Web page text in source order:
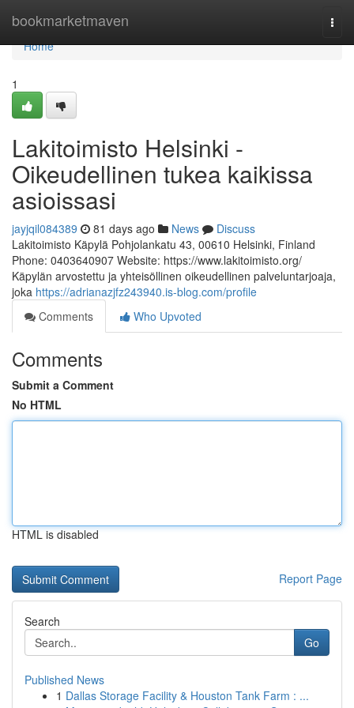
bookmarketmaven
Home
Home
1
Lakitoimisto Helsinki -
Oikeudellinen tukea kaikissa
asioissasi
jayjqil084389 81 days ago News
Discuss
Lakitoimisto Käpylä Pohjolankatu 43, 00610 Helsinki, Finland
Phone: 0403640907 Website: https://www.lakitoimisto.org/
Käpylän arvostettu ja yhteisöllinen oikeudellinen palveluntarjoaja,
joka https://adrianazjfz243940.is-blog.com/profile
Comments
Who Upvoted
Comments
Submit a Comment
No HTML
HTML is disabled
Report Page
Search
Go
Published News
1 Dallas Storage Facility & Houston Tank Farm : ...